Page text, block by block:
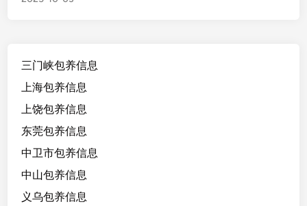
/
1
4
/
8
/
A
三门峡包养信息
上海包养信息
上饶包养信息
东莞包养信息
中卫市包养信息
中山包养信息
义乌包养信息